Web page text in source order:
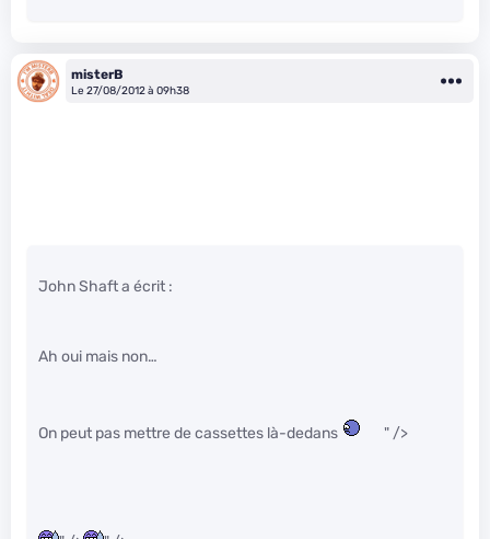
misterB
Le 27/08/2012 à 09h38
John Shaft a écrit :
Ah oui mais non…
On peut pas mettre de cassettes là-dedans " />